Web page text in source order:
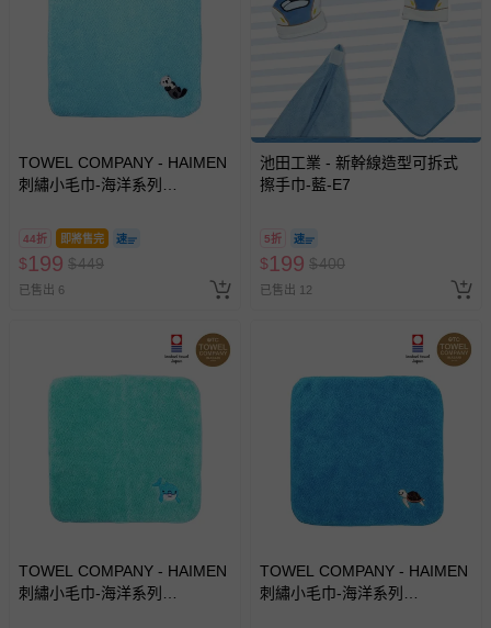
TOWEL COMPANY - HAIMEN
刺繡小毛巾-海洋系列
(See Otter)
44折 即將售完
$199 $449
已售出 6
池田工業 - 新幹線造型可拆式
擦手巾-藍-E7
5折
$199 $400
已售出 12
TOWEL COMPANY - HAIMEN
刺繡小毛巾-海洋系列
TOWEL COMPANY - HAIMEN
刺繡小毛巾-海洋系列